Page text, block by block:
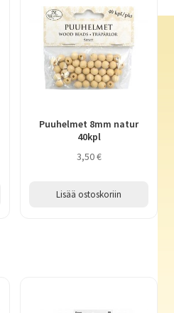
Puuhelmet 8mm natur
40kpl
3,50€
Lisää ostoskoriin